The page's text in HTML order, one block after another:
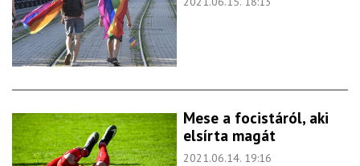
Mese a focistáról, aki
elsírta magát
2021.06.14. 19:16